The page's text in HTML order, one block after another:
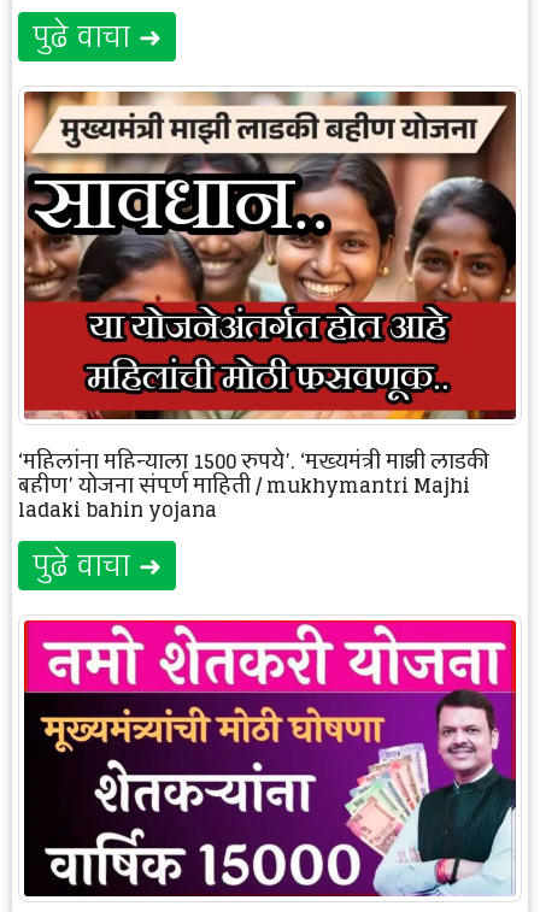
पुढे वाचा ➜
‘महिलांना महिन्याला 1500 रुपये’, ‘मुख्यमंत्री माझी लाडकी
बहीण’ योजना संपूर्ण माहिती / mukhymantri Majhi
ladaki bahin yojana
पुढे वाचा ➜